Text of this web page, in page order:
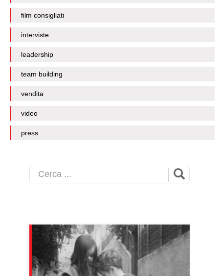
film consigliati
interviste
leadership
team building
vendita
video
press